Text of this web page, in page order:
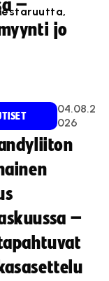
–
jo
04.08.2
026
–